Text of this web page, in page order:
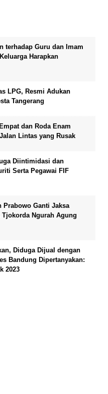
terhadap Guru dan Imam
Harapkan
LPG, Resmi Adukan
Tangerang
dan Roda Enam
Lintas yang Rusak
Diintimidasi dan
Serta Pegawai FIF
Prabowo Ganti Jaksa
Ngurah Agung
Diduga Dijual dengan
Bandung Dipertanyakan:
2023